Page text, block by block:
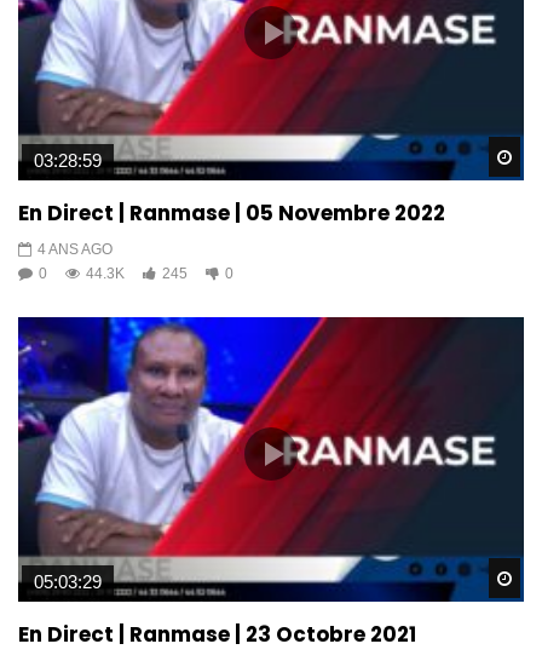
03:28:59
En Direct | Ranmase | 05 Novembre 2022
4 ANS AGO
0
44.3K 245 0
05:03:29
En Direct | Ranmase | 23 Octobre 2021